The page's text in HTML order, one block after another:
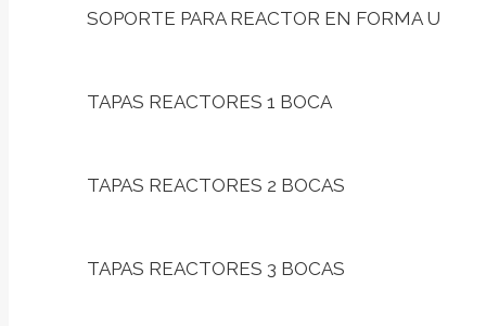
SOPORTE PARA REACTOR EN FORMA U
TAPAS REACTORES 1 BOCA
TAPAS REACTORES 2 BOCAS
TAPAS REACTORES 3 BOCAS